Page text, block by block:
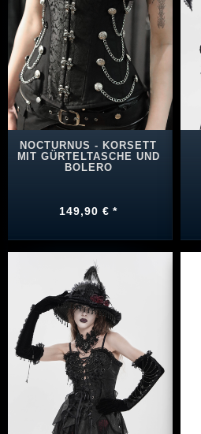
NOCTURNUS - KORSETT
MIT GÜRTELTASCHE UND
BOLERO
149,90 € *